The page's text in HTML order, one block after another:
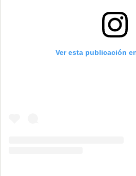
Ver esta publicación